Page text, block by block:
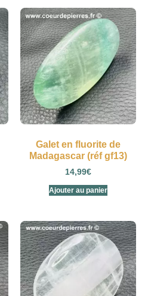
Galet en fluorite de
Madagascar (réf gf13)
14,99€
Ajouter au panier